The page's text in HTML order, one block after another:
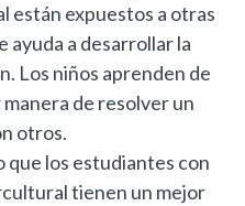
están expuestos a otras
ayuda a desarrollar la
Los niños aprenden de
de resolver un
otros.
que los estudiantes con
tienen un mejor